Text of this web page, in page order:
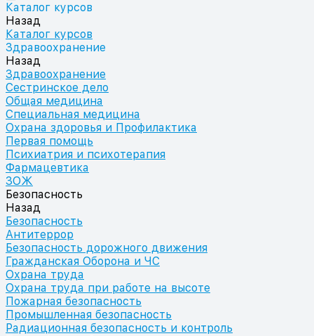
Каталог курсов
Назад
Каталог курсов
Здравоохранение
Назад
Здравоохранение
Сестринское дело
Общая медицина
Специальная медицина
Охрана здоровья и Профилактика
Первая помощь
Психиатрия и психотерапия
Фармацевтика
ЗОЖ
Безопасность
Назад
Безопасность
Антитеррор
Безопасность дорожного движения
Гражданская Оборона и ЧС
Охрана труда
Охрана труда при работе на высоте
Пожарная безопасность
Промышленная безопасность
Радиационная безопасность и контроль